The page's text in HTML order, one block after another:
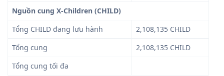
Nguồn cung X-Children (CHILD)
Tổng CHILD đang lưu hành
2,108,135 CHILD
Tổng cung
2,108,135 CHILD
Tổng cung tối đa